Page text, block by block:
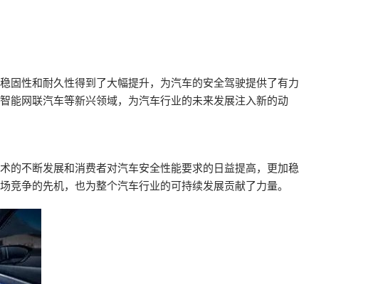
固性和耐久性得到了大幅提升，为汽车的安全驾驶提供了有力
能网联汽车等新兴领域，为汽车行业的未来发展注入新的动
的不断发展和消费者对汽车安全性能要求的日益提高，更加稳
争的先机，也为整个汽车行业的可持续发展贡献了力量。